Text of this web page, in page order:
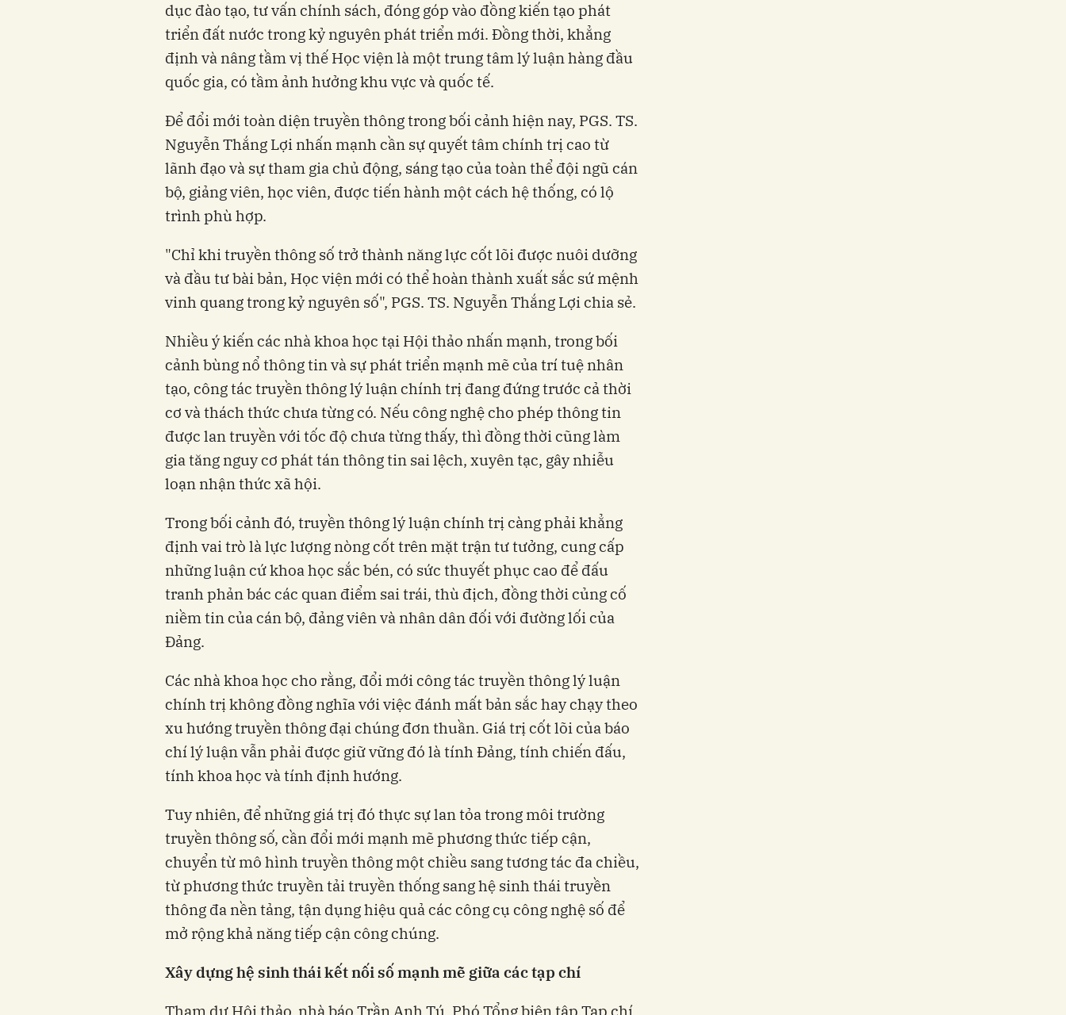
dục đào tạo, tư vấn chính sách, đóng góp vào đồng kiến tạo phát
triển đất nước trong kỷ nguyên phát triển mới. Đồng thời, khẳng
định và nâng tầm vị thế Học viện là một trung tâm lý luận hàng đầu
quốc gia, có tầm ảnh hưởng khu vực và quốc tế.
Để đổi mới toàn diện truyền thông trong bối cảnh hiện nay, PGS. TS.
Nguyễn Thắng Lợi nhấn mạnh cần sự quyết tâm chính trị cao từ
lãnh đạo và sự tham gia chủ động, sáng tạo của toàn thể đội ngũ cán
bộ, giảng viên, học viên, được tiến hành một cách hệ thống, có lộ
trình phù hợp.
"Chỉ khi truyền thông số trở thành năng lực cốt lõi được nuôi dưỡng
và đầu tư bài bản, Học viện mới có thể hoàn thành xuất sắc sứ mệnh
vinh quang trong kỷ nguyên số", PGS. TS. Nguyễn Thắng Lợi chia sẻ.
Nhiều ý kiến các nhà khoa học tại Hội thảo nhấn mạnh, trong bối
cảnh bùng nổ thông tin và sự phát triển mạnh mẽ của trí tuệ nhân
tạo, công tác truyền thông lý luận chính trị đang đứng trước cả thời
cơ và thách thức chưa từng có. Nếu công nghệ cho phép thông tin
được lan truyền với tốc độ chưa từng thấy, thì đồng thời cũng làm
gia tăng nguy cơ phát tán thông tin sai lệch, xuyên tạc, gây nhiễu
loạn nhận thức xã hội.
Trong bối cảnh đó, truyền thông lý luận chính trị càng phải khẳng
định vai trò là lực lượng nòng cốt trên mặt trận tư tưởng, cung cấp
những luận cứ khoa học sắc bén, có sức thuyết phục cao để đấu
tranh phản bác các quan điểm sai trái, thù địch, đồng thời củng cố
niềm tin của cán bộ, đảng viên và nhân dân đối với đường lối của
Đảng.
Các nhà khoa học cho rằng, đổi mới công tác truyền thông lý luận
chính trị không đồng nghĩa với việc đánh mất bản sắc hay chạy theo
xu hướng truyền thông đại chúng đơn thuần. Giá trị cốt lõi của báo
chí lý luận vẫn phải được giữ vững đó là tính Đảng, tính chiến đấu,
tính khoa học và tính định hướng.
Tuy nhiên, để những giá trị đó thực sự lan tỏa trong môi trường
truyền thông số, cần đổi mới mạnh mẽ phương thức tiếp cận,
chuyển từ mô hình truyền thông một chiều sang tương tác đa chiều,
từ phương thức truyền tải truyền thống sang hệ sinh thái truyền
thông đa nền tảng, tận dụng hiệu quả các công cụ công nghệ số để
mở rộng khả năng tiếp cận công chúng.
Xây dựng hệ sinh thái kết nối số mạnh mẽ giữa các tạp chí